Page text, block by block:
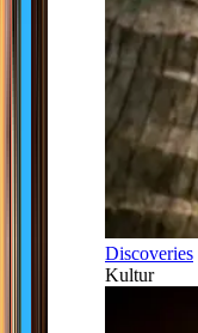
Discoveries
Kultur